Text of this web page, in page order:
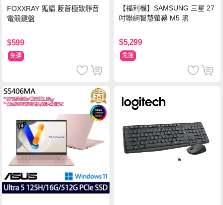
FOXXRAY 狐鐳 藍蒼極致靜音
電競鍵盤
$599
免運
【福利機】SAMSUNG 三星 27
吋聯網智慧螢幕 M5 黑
$5,299
免運